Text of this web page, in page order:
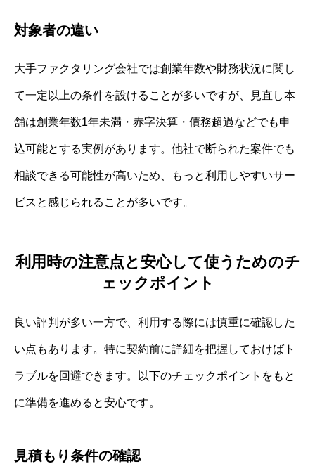
対象者の違い
大手ファクタリング会社では創業年数や財務状況に関し
て一定以上の条件を設けることが多いですが、見直し本
舗は創業年数1年未満・赤字決算・債務超過などでも申
込可能とする実例があります。他社で断られた案件でも
相談できる可能性が高いため、もっと利用しやすいサー
ビスと感じられることが多いです。
利用時の注意点と安心して使うためのチ
ェックポイント
良い評判が多い一方で、利用する際には慎重に確認した
い点もあります。特に契約前に詳細を把握しておけばト
ラブルを回避できます。以下のチェックポイントをもと
に準備を進めると安心です。
見積もり条件の確認